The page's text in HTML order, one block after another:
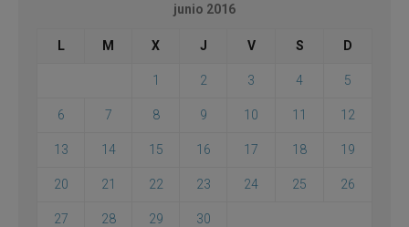
junio 2016
L M X J V S D
1 2 3 4 5
6 7 8 9 10 11 12
13 14 15 16 17 18 19
20 21 22 23 24 25 26
27 28 29 30